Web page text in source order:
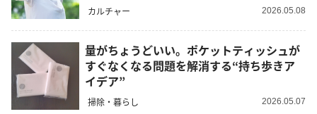
カルチャー 2026.05.08
量がちょうどいい。ポケットティッシュが
すぐなくなる問題を解消する“持ち歩きア
イデア”
掃除・暮らし 2026.05.07